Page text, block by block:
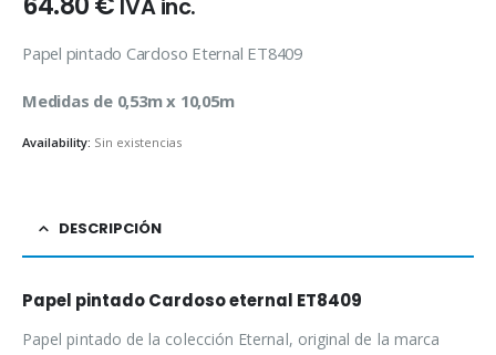
IVA inc.
Papel pintado Cardoso Eternal ET8409
Medidas de 0,53m x 10,05m
Availability: Sin existencias
DESCRIPCIÓN
Papel pintado Cardoso eternal ET8409
Papel pintado de la colección Eternal, original de la marca